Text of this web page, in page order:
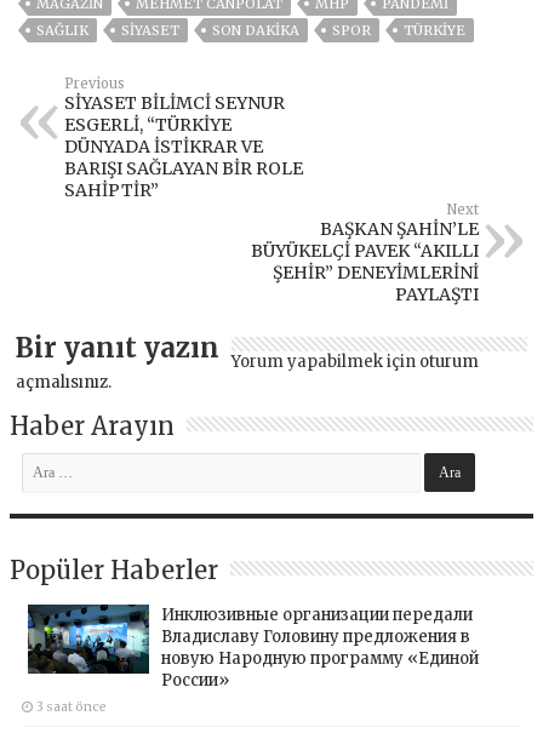
MAGAZİN
MEHMET CANPOLAT MHP
PANDEMİ
SAĞLIK
SİYASET SON DAKIKA SPOR TÜRKİYE
Previous
SİYASET BİLİMCİ SEYNUR
ESGERLİ, “TÜRKİYE
DÜNYADA İSTİKRAR VE
BARIŞI SAĞLAYAN BİR ROLE
SAHİPTİR”
Next
BAŞKAN ŞAHİN’LE
BÜYÜKELÇİ PAVEK “AKILLI
ŞEHİR” DENEYİMLERİNİ
PAYLAŞTI
Bir yanıt yazın Yorum yapabilmek için oturum
açmalısınız.
Haber Arayın
Popüler Haberler
Инклюзивные организации передали
Владиславу Головину предложения в
новую Народную программу «Единой
России»
3 saat önce